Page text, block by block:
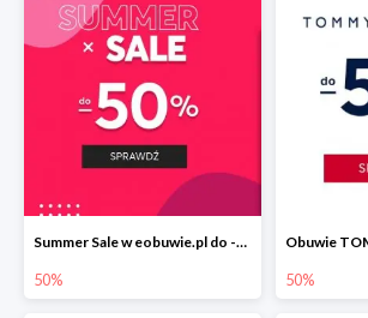
Summer Sale w eobuwie.pl do -50%
50% 50%